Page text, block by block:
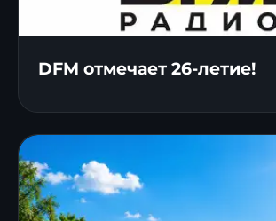
DFM отмечает 26-летие!